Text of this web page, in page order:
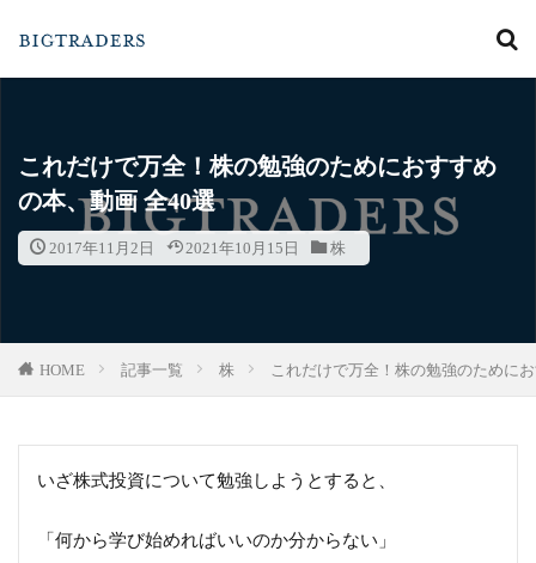
これだけで万全！株の勉強のためにおすすめ
の本、動画 全40選
2017年11月2日 2021年10月15日 株
HOME 記事一覧 株 これだけで万全！株の勉強のために
いざ株式投資について勉強しようとすると、
「何から学び始めればいいのか分からない」
検索